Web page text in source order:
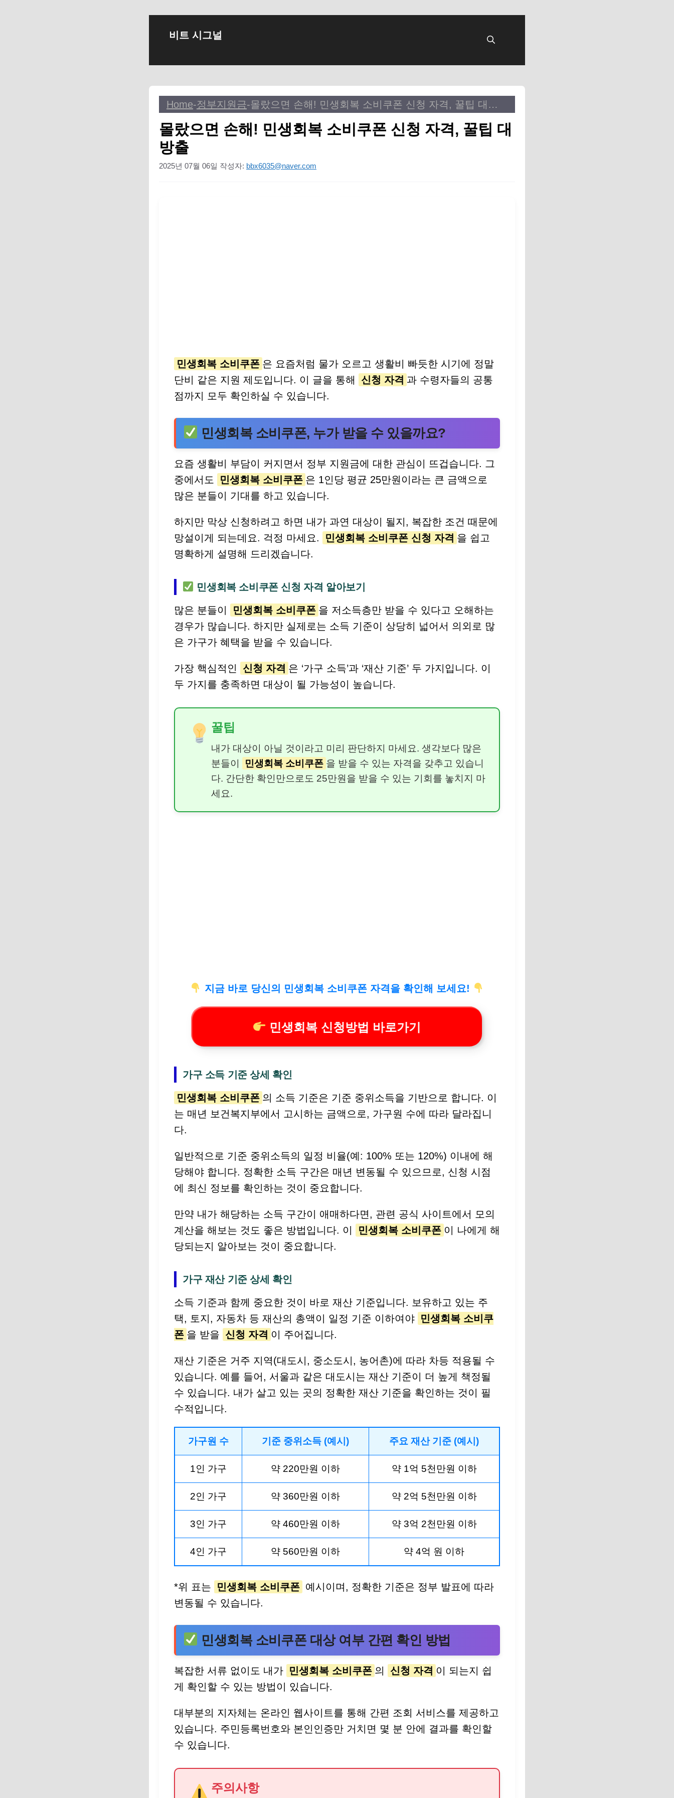
로
비트 시그널
Home-정부지원금- 몰랐으면 손해! 민생회복 소비쿠폰 신청 자격, 꿀팁 대방출
몰랐으면 손해! 민생회복 소비쿠폰 신청 자격, 꿀팁 대
방출
2025년 07월 06일 작성자: bbx6035@naver.com
민생회복 소비쿠폰 은 요즘처럼 물가 오르고 생활비 빠듯한 시기에 정말
단비 같은 지원 제도입니다. 이 글을 통해
신청 자격 과 수령자들의 공통
점까지 모두 확인하실 수 있습니다.
민생회복 소비쿠폰, 누가 받을 수 있을까요?
요즘 생활비 부담이 커지면서 정부 지원금에 대한 관심이 뜨겁습니다. 그
중에서도
민생회복 소비쿠폰 은 1인당 평균 25만원이라는 큰 금액으로
많은 분들이 기대를 하고 있습니다.
하지만 막상 신청하려고 하면 내가 과연 대상이 될지, 복잡한 조건 때문에
망설이게 되는데요. 걱정 마세요.
민생회복 소비쿠폰 신청 자격 을 쉽고
명확하게 설명해 드리겠습니다.
민생회복 소비쿠폰 신청 자격 알아보기
많은 분들이 민생회복 소비쿠폰 을 저소득층만 받을 수 있다고 오해하는
경우가 많습니다. 하지만 실제로는 소득 기준이 상당히 넓어서 의외로 많
은 가구가 혜택을 받을 수 있습니다.
가장 핵심적인 신청 자격 은 ‘가구 소득’과 ‘재산 기준’ 두 가지입니다. 이
두 가지를 충족하면 대상이 될 가능성이 높습니다.
꿀팁
내가 대상이 아닐 것이라고 미리 판단하지 마세요. 생각보다 많은
분들이
민생회복 소비쿠폰 을 받을 수 있는 자격을 갖추고 있습니
다. 간단한 확인만으로도 25만원을 받을 수 있는 기회를 놓치지 마
세요.
지금 바로 당신의 민생회복 소비쿠폰 자격을 확인해 보세요!
민생회복 신청방법 바로가기
가구 소득 기준 상세 확인
민생회복 소비쿠폰 의 소득 기준은 기준 중위소득을 기반으로 합니다. 이
는 매년 보건복지부에서 고시하는 금액으로, 가구원 수에 따라 달라집니
다.
일반적으로 기준 중위소득의 일정 비율(예: 100% 또는 120%) 이내에 해
당해야 합니다. 정확한 소득 구간은 매년 변동될 수 있으므로, 신청 시점
에 최신 정보를 확인하는 것이 중요합니다.
만약 내가 해당하는 소득 구간이 애매하다면, 관련 공식 사이트에서 모의
계산을 해보는 것도 좋은 방법입니다. 이
민생회복 소비쿠폰 이 나에게 해
당되는지 알아보는 것이 중요합니다.
가구 재산 기준 상세 확인
소득 기준과 함께 중요한 것이 바로 재산 기준입니다. 보유하고 있는 주
택, 토지, 자동차 등 재산의 총액이 일정 기준 이하여야 민생회복 소비쿠
폰 을 받을 신청 자격 이 주어집니다.
재산 기준은 거주 지역(대도시, 중소도시, 농어촌)에 따라 차등 적용될 수
있습니다. 예를 들어, 서울과 같은 대도시는 재산 기준이 더 높게 책정될
수 있습니다. 내가 살고 있는 곳의 정확한 재산 기준을 확인하는 것이 필
수적입니다.
가구원 수 기준 중위소득 (예시) 주요 재산 기준 (예시)
1인 가구 약 220만원 이하 약 1억 5천만원 이하
2인 가구 약 360만원 이하 약 2억 5천만원 이하
3인 가구 약 460만원 이하 약 3억 2천만원 이하
4인 가구 약 560만원 이하 약 4억 원 이하
*위 표는 민생회복 소비쿠폰 예시이며, 정확한 기준은 정부 발표에 따라
변동될 수 있습니다.
민생회복 소비쿠폰 대상 여부 간편 확인 방법
복잡한 서류 없이도 내가 민생회복 소비쿠폰 의 신청 자격 이 되는지 쉽
게 확인할 수 있는 방법이 있습니다.
대부분의 지자체는 온라인 웹사이트를 통해 간편 조회 서비스를 제공하고
있습니다. 주민등록번호와 본인인증만 거치면 몇 분 안에 결과를 확인할
수 있습니다.
주의사항